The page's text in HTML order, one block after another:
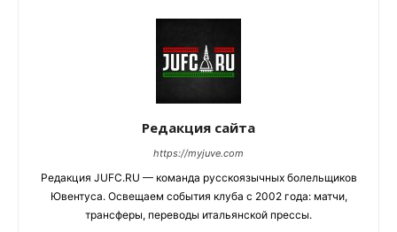
Редакция сайта
https://myjuve.com
Редакция JUFC.RU — команда русскоязычных болельщиков
Ювентуса. Освещаем события клуба с 2002 года: матчи,
трансферы, переводы итальянской прессы.